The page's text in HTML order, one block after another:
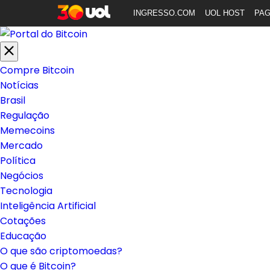
INGRESSO.COM UOL HOST
Compre Bitcoin
Notícias
Brasil
Regulação
Memecoins
Mercado
Política
Negócios
Tecnologia
Inteligência Artificial
Cotações
Educação
O que são criptomoedas?
O que é Bitcoin?